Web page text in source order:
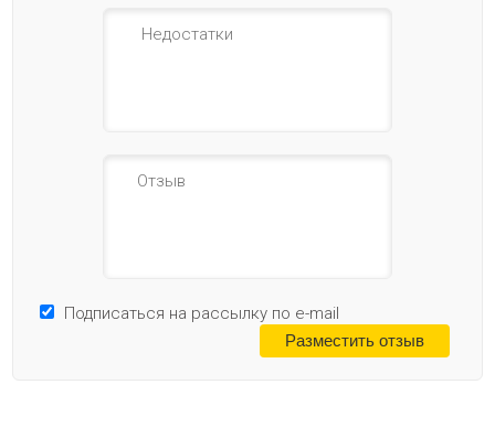
Подписаться на рассылку по e-mail